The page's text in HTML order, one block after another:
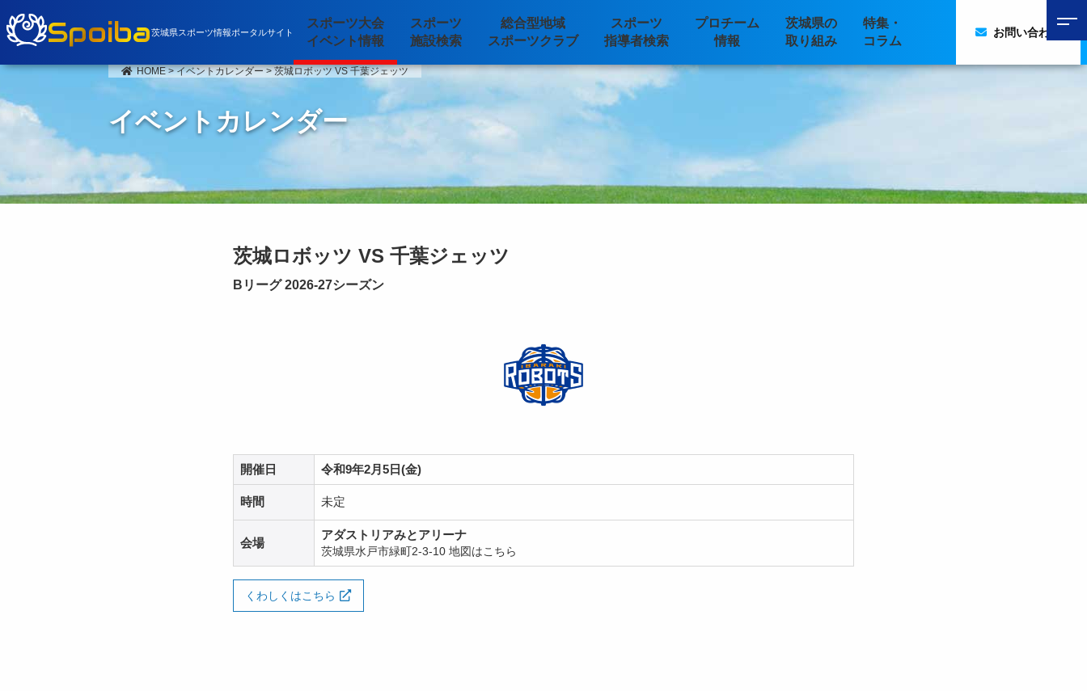
Spoiba茨城県スポーツ情報ポータルサイト
スポーツ大会
イベント情報
スポーツ
施設検索
総合型地域
スポーツクラブ
スポーツ
指導者検索
プロチーム
情報
茨城県の
取り組み
特集・
コラム
お問い合わせ
HOME>イベントカレンダー>茨城ロボッツ VS 千葉ジェッツ
イベントカレンダー
茨城ロボッツ VS 千葉ジェッツ
Bリーグ 2026-27シーズン
開催日 令和9年2月5日(金)
時間 未定
会場
アダストリアみとアリーナ
茨城県水戸市緑町2-3-10 地図はこちら
くわしくはこちら